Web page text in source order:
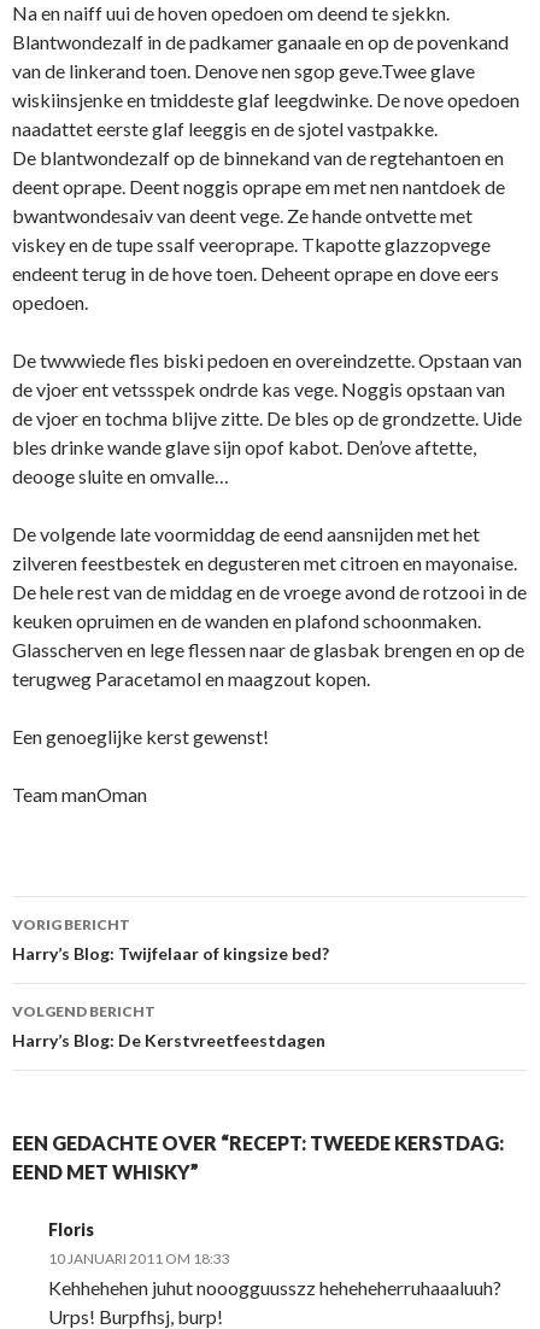
Na en naiff uui de hoven opedoen om deend te sjekkn.
Blantwondezalf in de padkamer ganaale en op de povenkand
van de linkerand toen. Denove nen sgop geve.Twee glave
wiskiinsjenke en tmiddeste glaf leegdwinke. De nove opedoen
naadattet eerste glaf leeggis en de sjotel vastpakke.
De blantwondezalf op de binnekand van de regtehantoen en
deent oprape. Deent noggis oprape em met nen nantdoek de
bwantwondesaiv van deent vege. Ze hande ontvette met
viskey en de tupe ssalf veeroprape. Tkapotte glazzopvege
endeent terug in de hove toen. Deheent oprape en dove eers
opedoen.
De twwwiede fles biski pedoen en overeindzette. Opstaan van
de vjoer ent vetssspek ondrde kas vege. Noggis opstaan van
de vjoer en tochma blijve zitte. De bles op de grondzette. Uide
bles drinke wande glave sijn opof kabot. Den’ove aftette,
deooge sluite en omvalle…
De volgende late voormiddag de eend aansnijden met het
zilveren feestbestek en degusteren met citroen en mayonaise.
De hele rest van de middag en de vroege avond de rotzooi in de
keuken opruimen en de wanden en plafond schoonmaken.
Glasscherven en lege flessen naar de glasbak brengen en op de
terugweg Paracetamol en maagzout kopen.
Een genoeglijke kerst gewenst!
Team manOman
Berichtnavigatie
VORIG BERICHT
Harry’s Blog: Twijfelaar of kingsize bed?
VOLGEND BERICHT
Harry’s Blog: De Kerstvreetfeestdagen
EEN GEDACHTE OVER “RECEPT: TWEEDE KERSTDAG:
EEND MET WHISKY”
Floris
10 JANUARI 2011 OM 18:33
Kehhehehen juhut nooogguusszz heheheherruhaaaluuh?
Urps! Burpfhsj, burp!